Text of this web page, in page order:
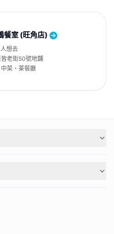
餐室 (旺角店)
人想去
皆老街50號地舖
菜、茶餐廳